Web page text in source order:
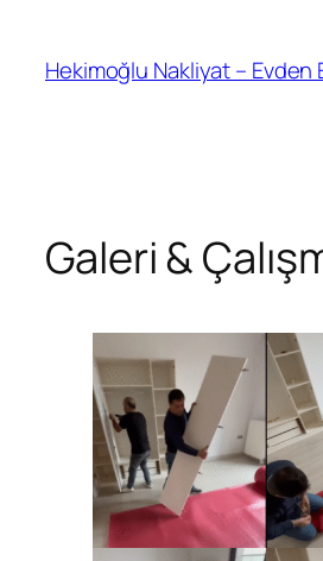
Hekimoğlu Nakliyat – Evden
Galeri &